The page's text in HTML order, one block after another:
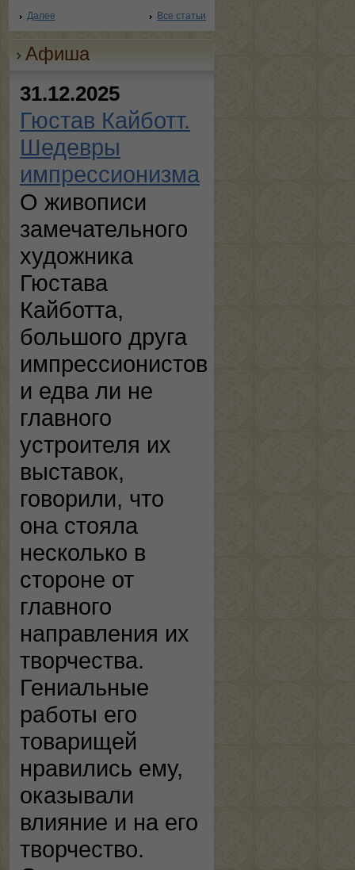
Далее Все статьи
Афиша
31.12.2025
Гюстав Кайботт.
Шедевры
импрессионизма
О живописи
замечательного
художника
Гюстава
Кайботта,
большого друга
импрессионистов
и едва ли не
главного
устроителя их
выставок,
говорили, что
она стояла
несколько в
стороне от
главного
направления их
творчества.
Гениальные
работы его
товарищей
нравились ему,
оказывали
влияние и на его
творчество.